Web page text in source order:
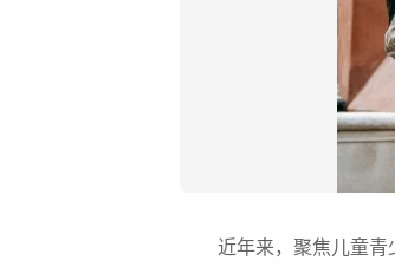
近年来，聚焦儿童